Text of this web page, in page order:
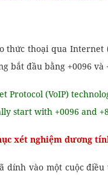
thức thoại qua
bắt đầu bằng +0096 và
Protocol (VoIP)
start with +0096 and
xét nghiệm dương
dính vào một cuộc